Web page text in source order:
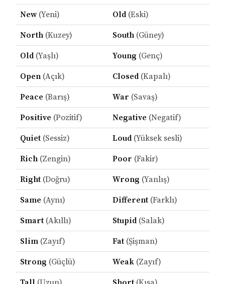
New(Yeni) Old(Eski)
North(Kuzey) South(Güney)
Old(Yaşlı) Young (Genç)
Open(Açık) Closed(Kapalı)
Peace (Barış) War (Savaş)
Positive (Pozitif) Negative (Negatif)
Quiet(Sessiz) Loud(Yüksek sesli)
Rich(Zengin) Poor (Fakir)
Right(Doğru) Wrong (Yanlış)
Same (Aynı) Different(Farklı)
Smart(Akıllı) Stupid(Salak)
Slim(Zayıf) Fat(Şişman)
Strong (Güçlü) Weak(Zayıf)